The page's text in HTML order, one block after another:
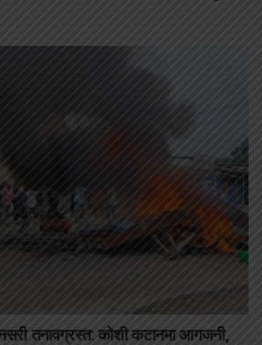
तनावग्रस्त: कोशी कटानमा आगजनी,